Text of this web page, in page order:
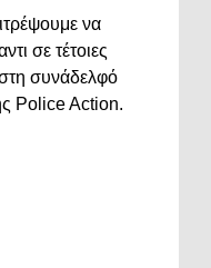
να
σε τέτοιες
συνάδελφό
Police Action.